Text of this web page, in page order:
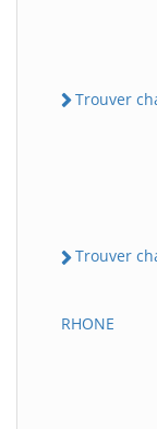
Trouver
Trouver
RHONE